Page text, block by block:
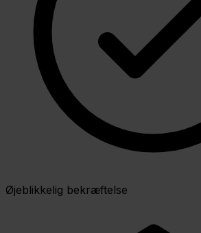
Øjeblikkelig bekræftelse